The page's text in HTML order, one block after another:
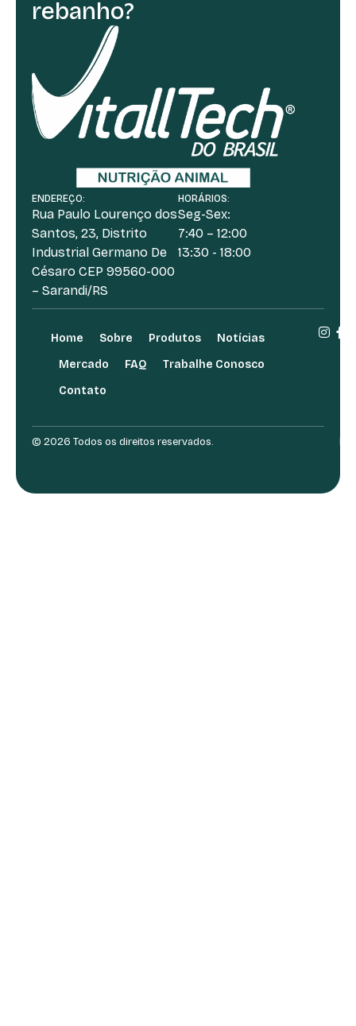
rebanho?
ENDEREÇO:
Rua Paulo Lourenço dos
Santos, 23, Distrito
Industrial Germano De
Césaro CEP 99560-000
– Sarandi/RS
HORÁRIOS:
Seg-Sex:
7:40 – 12:00
13:30 - 18:00
Home Sobre Produtos
Notícias
Mercado
FAQ
Trabalhe Conosco
Contato
© 2026 Todos os direitos reservados.